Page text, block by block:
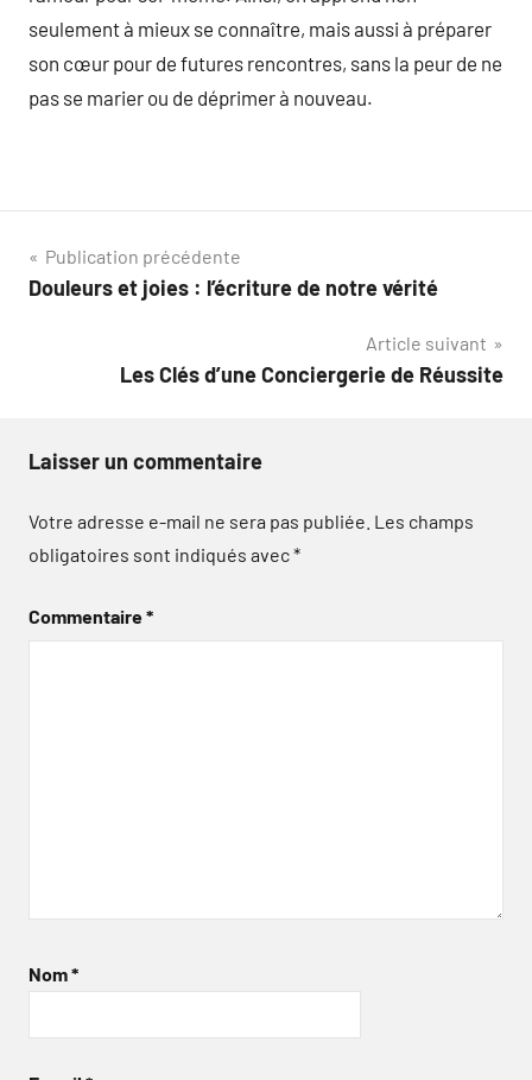
seulement à mieux se connaître, mais aussi à préparer
son cœur pour de futures rencontres, sans la peur de ne
pas se marier ou de déprimer à nouveau.
Navigation
de
Publication précédente
Douleurs et joies : l’écriture de notre vérité
Article suivant
Les Clés d’une Conciergerie de Réussite
Laisser un commentaire
Votre adresse e-mail ne sera pas publiée. Les champs
obligatoires sont indiqués avec*
Commentaire*
Nom*